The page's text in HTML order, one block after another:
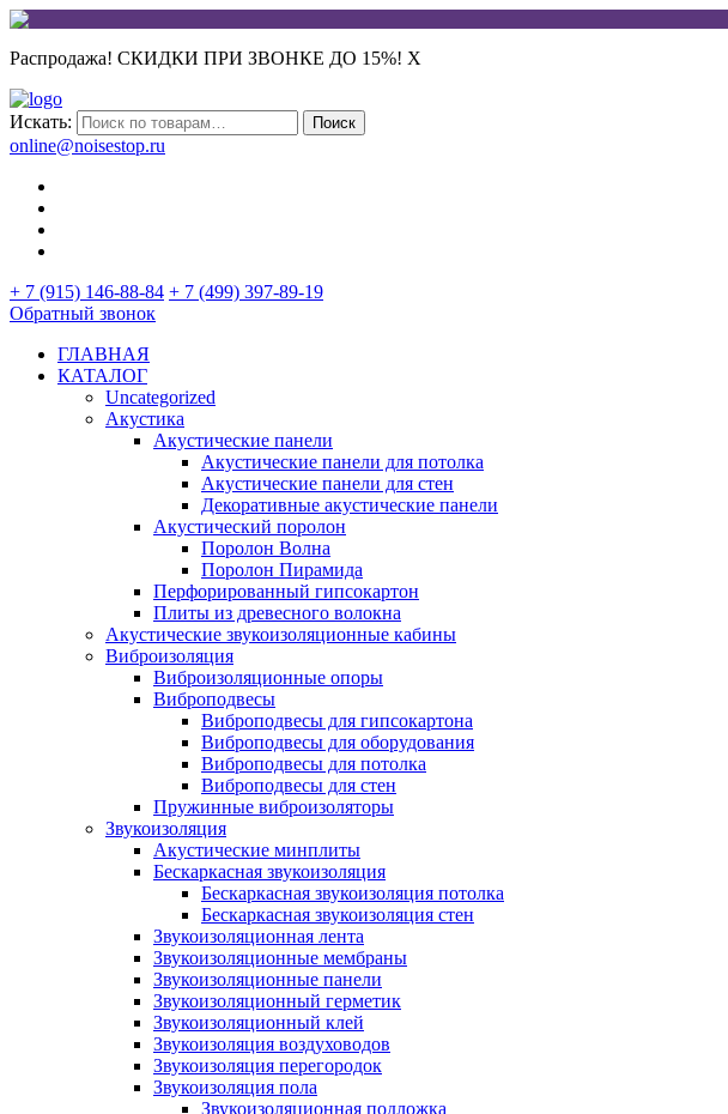
Распродажа! СКИДКИ ПРИ ЗВОНКЕ ДО 15%! X
Искать: Поиск
online@noisestop.ru
+ 7 (915) 146-88-84 + 7 (499) 397-89-19
Обратный звонок
ГЛАВНАЯ
КАТАЛОГ
Uncategorized
Акустика
Акустические панели
Акустические панели для потолка
Акустические панели для стен
Декоративные акустические панели
Акустический поролон
Поролон Волна
Поролон Пирамида
Перфорированный гипсокартон
Плиты из древесного волокна
Акустические звукоизоляционные кабины
Виброизоляция
Виброизоляционные опоры
Виброподвесы
Виброподвесы для гипсокартона
Виброподвесы для оборудования
Виброподвесы для потолка
Виброподвесы для стен
Пружинные виброизоляторы
Звукоизоляция
Акустические минплиты
Бескаркасная звукоизоляция
Бескаркасная звукоизоляция потолка
Бескаркасная звукоизоляция стен
Звукоизоляционная лента
Звукоизоляционные мембраны
Звукоизоляционные панели
Звукоизоляционный герметик
Звукоизоляционный клей
Звукоизоляция воздуховодов
Звукоизоляция перегородок
Звукоизоляция пола
Звукоизоляционная подложка